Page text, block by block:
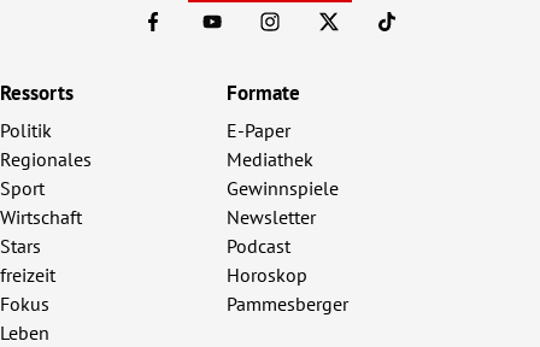
Ressorts
Politik
Regionales
Sport
Wirtschaft
Stars
freizeit
Fokus
Leben
Formate
E-Paper
Mediathek
Gewinnspiele
Newsletter
Podcast
Horoskop
Pammesberger